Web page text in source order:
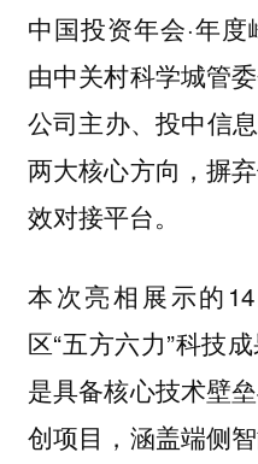
中国投资年会·年
由中关村科学城管
公司主办、投中信
两大核心方向，摒
效对接平台。
本次亮相展示的
区“五方六力”科技
是具备核心技术壁
创项目，涵盖端侧